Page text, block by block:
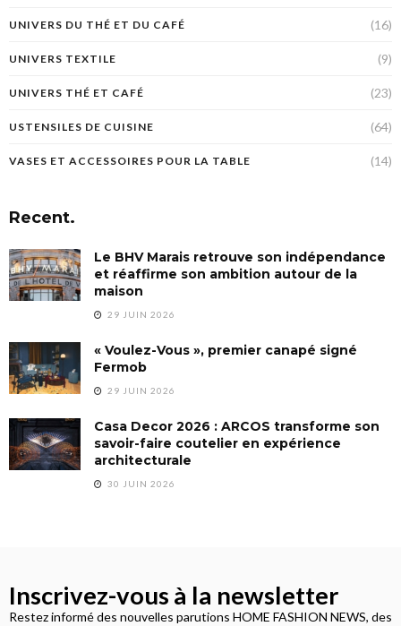
UNIVERS DU THÉ ET DU CAFÉ (16)
UNIVERS TEXTILE (9)
UNIVERS THÉ ET CAFÉ (23)
USTENSILES DE CUISINE (64)
VASES ET ACCESSOIRES POUR LA TABLE (14)
Recent.
Le BHV Marais retrouve son indépendance
et réaffirme son ambition autour de la
maison
29 JUIN 2026
« Voulez-Vous », premier canapé signé
Fermob
29 JUIN 2026
Casa Decor 2026 : ARCOS transforme son
savoir-faire coutelier en expérience
architecturale
30 JUIN 2026
Inscrivez-vous à la newsletter
Restez informé des nouvelles parutions HOME FASHION NEWS, des